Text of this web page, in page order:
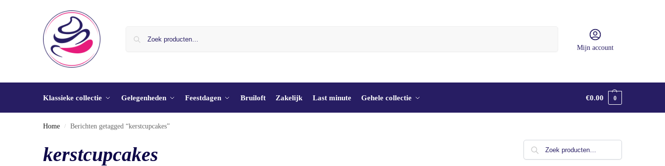
Mijn account
Klassieke collectie Gelegenheden Feestdagen Bruiloft Zakelijk Last minute Gehele collectie €0.00 0
Home / Berichten getagged “kerstcupcakes”
kerstcupcakes